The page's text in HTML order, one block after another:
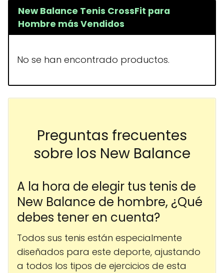
New Balance Tenis CrossFit para
Hombre más Vendidos
No se han encontrado productos.
Preguntas frecuentes
sobre los New Balance
A la hora de elegir tus tenis de
New Balance de hombre, ¿Qué
debes tener en cuenta?
Todos sus tenis están especialmente
diseñados para este deporte, ajustando
a todos los tipos de ejercicios de esta